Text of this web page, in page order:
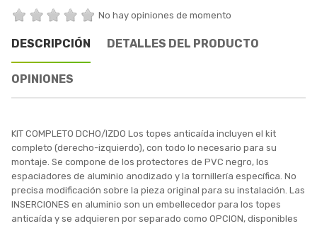
No hay opiniones de momento
DESCRIPCIÓN DETALLES DEL PRODUCTO
OPINIONES
KIT COMPLETO DCHO/IZDO Los topes anticaída incluyen el kit
completo (derecho-izquierdo), con todo lo necesario para su
montaje. Se compone de los protectores de PVC negro, los
espaciadores de aluminio anodizado y la tornillería específica. No
precisa modificación sobre la pieza original para su instalación. Las
INSERCIONES en aluminio son un embellecedor para los topes
anticaída y se adquieren por separado como OPCION, disponibles